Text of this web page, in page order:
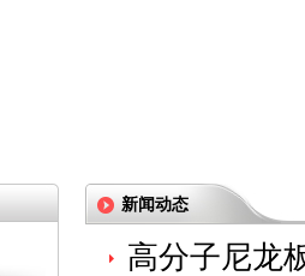
新闻动态
高分子尼龙